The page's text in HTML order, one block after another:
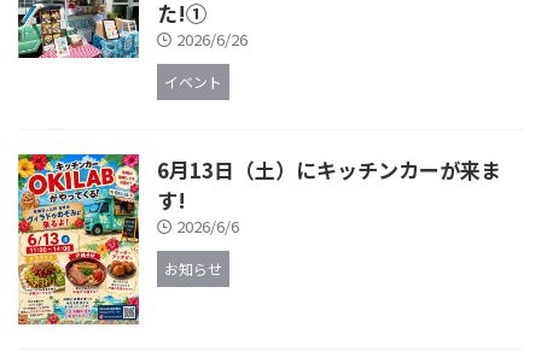
た!①
2026/6/26
イベント
6月13日（土）にキッチンカーが来ま
す!
2026/6/6
お知らせ